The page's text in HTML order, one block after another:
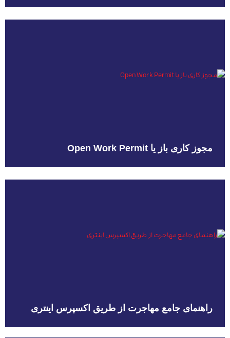
مجوز کاری باز یا Open Work Permit
راهنمای جامع مهاجرت از طریق اکسپرس اینتری